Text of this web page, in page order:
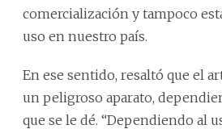
comercialización y tampoco
uso en nuestro país.
En ese sentido, resaltó que el
un peligroso aparato,
que se le dé. “Dependiendo al